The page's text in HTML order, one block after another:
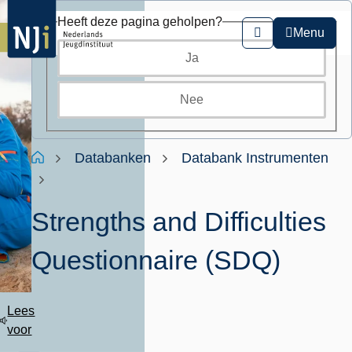
Overslaan
en
naar
de
Zoeken
Menu
Kruimelpad
HomeDatabanken Databank Instrumenten
Strengths and Difficulties
Questionnaire (SDQ)
Lees
voor
Heeft deze pagina geholpen?
Ja
Nee